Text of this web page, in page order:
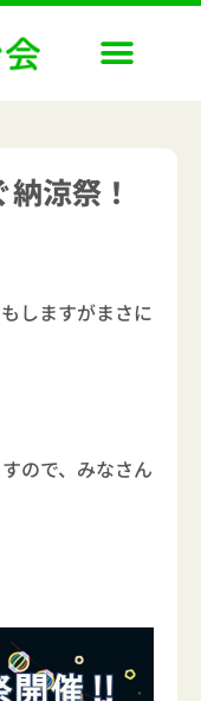
涼祭！
しますがまさに
ので、みなさん